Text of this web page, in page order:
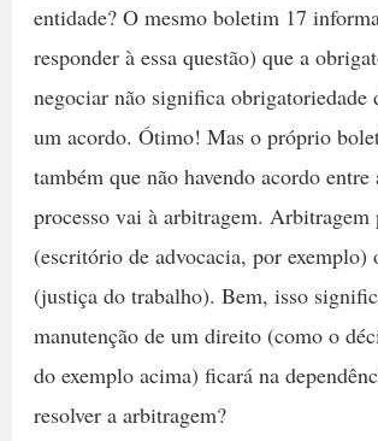
entidade? O mesmo boletim 17
responder à essa questão) que a
negociar não significa obrigatoriedade
um acordo. Ótimo! Mas o próprio
também que não havendo acordo entre
processo vai à arbitragem. Arbitragem
(escritório de advocacia, por exemplo)
(justiça do trabalho). Bem, isso
manutenção de um direito (como o
do exemplo acima) ficará na
resolver a arbitragem?